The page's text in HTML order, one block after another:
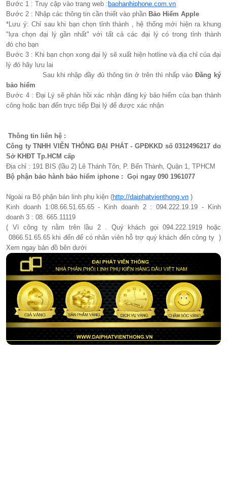
Bước 1 : Truy cập vào trang web : baohanhiphone.com.vn
Bước 2 : Nhập các thông tin cần thiết vào phần Bảo Hiểm Apple
*Lưu ý: Chỉ sau khi bạn chọn tỉnh thành , hệ thống mới hiện ra khung
"lựa chọn đại lý gần nhất" với tất cả các đại lý có trong tỉnh thành
đó cho bạn
Bước 3 : Khi bạn chọn xong đại lý sẽ xuất hiện hotline và địa chỉ của đại
lý đó hãy lưu lai
Sau khi nhập đầy đủ thông tin ở trên thì nhấp vào Đăng ký
bảo hiểm
Bước 4 : Đại Lý sẽ phản hồi xác nhận đăng ký bảo hiểm của bạn thành
công hoặc bạn đến trực tiếp Đại lý để được xác nhận
Thông tin liên hệ :
Công ty TNHH VIỄN THÔNG ĐẠI PHÁT - GPĐKKD số 0312496217 do
Sở KHĐT Tp.HCM cấp
Địa chỉ : 191 BIS (lầu 2) Lê Thánh Tôn, P. Bến Thành, Quận 1, TPHCM
Bộ phận bảo hành bảo hiểm iphone : Gọi ngay 090 1961077​
Ngoài ra Bộ phận bán linh phụ kiện (http://daiphatvienthong.vn )
Kinh doanh 1:08.66.51.65.65 - Kinh doanh 2 : 094.222.19.19 - Kinh
doanh 3 : 08. 665.11119
( Vì công ty nằm trên lầu 2 . Quý khách gọi 094.222.1919 hoặc
0866.51.65.65 khi đến để có nhân viên hỗ trợ quý khách đến công ty )
Xem ngay bản đồ bên dưới